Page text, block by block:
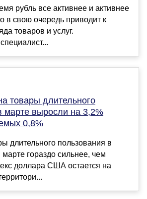
рубль все активнее и активнее
в свою очередь приводит к
товаров и услуг.
товары длительного
марте выросли на 3,2%
0,8%
длительного пользования в
гораздо сильнее, чем
доллара США остается на